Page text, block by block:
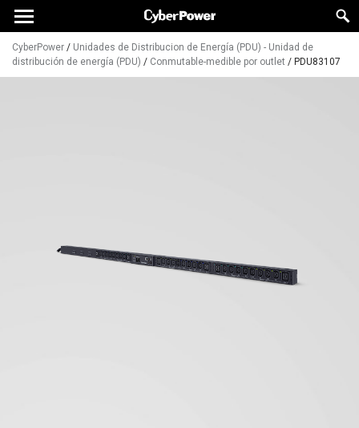
CyberPower / Unidades de Distribucion de Energía (PDU) - Unidad de
distribución de energía (PDU) / Conmutable-medible por outlet / PDU83107